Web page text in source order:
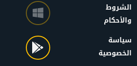
الشروط
والأحكام
سياسة
الخصوصية